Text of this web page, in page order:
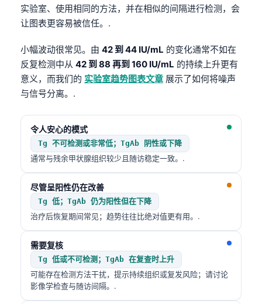
实验室、使用相同的方法，并在相似的间隔进行检测，会
让图表更容易被信任。.
小幅波动很常见。由 42 到 44 IU/mL 的变化通常不如在
反复检测中从 42 到 88 再到 160 IU/mL 的持续上升更有
意义，而我们的 实验室趋势图表文章 展示了如何将噪声
与信号分离。.
令人安心的模式
Tg 不可检测或非常低；TgAb 阴性或下降
通常与残余甲状腺组织较少且随访稳定一致。.
尽管呈阳性仍在改善
Tg 低；TgAb 仍为阳性但在下降
治疗后恢复期间常见；趋势往往比绝对值更有用。.
需要复核
Tg 低或不可检测；TgAb 在复查时上升
可能存在检测方法干扰，提示持续组织或复发风险；请讨论
影像学检查与随访间隔。.
پښتو
سنڌي
සිංහල
অসমীয়া
Galego
Latviešu valoda
Македонски јазик
Euskara
Gàidhlig
Occitan
Afrikaans
Монгол
ພາສາລາວ
Basa Jawa
Cebuano